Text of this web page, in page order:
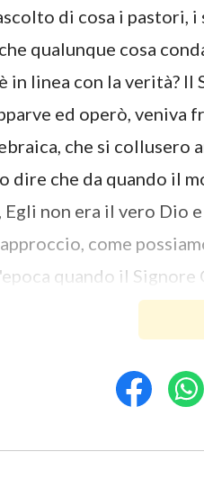
di cosa i pastori,
qualunque cosa
in linea con la verità?
ed operò,
che si collusero
dire che da quando il
Egli non era il vero Dio
come
quando il Signore
resistendo e
via, non lo valutiamo
possiede
religioso, questo